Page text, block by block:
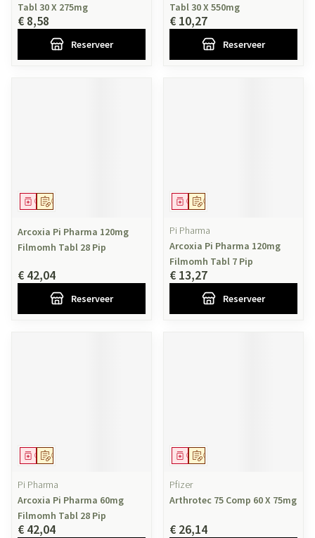
Tabl 30 X 275mg
€ 8,58
Reserveer
Tabl 30 X 550mg
€ 10,27
Reserveer
Op voorschrift
Geneesmiddel
Arcoxia Pi Pharma 120mg
Filmomh Tabl 28 Pip
€ 42,04
Reserveer
Op voorschrift
Geneesmiddel
Pi Pharma
Arcoxia Pi Pharma 120mg
Filmomh Tabl 7 Pip
€ 13,27
Reserveer
Op voorschrift
Geneesmiddel
Pi Pharma
Arcoxia Pi Pharma 60mg
Filmomh Tabl 28 Pip
€ 42,04
Op voorschrift
Geneesmiddel
Pfizer
Arthrotec 75 Comp 60 X 75mg
€ 26,14